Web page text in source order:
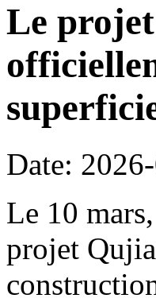
Le
Date:
Le 10
projet